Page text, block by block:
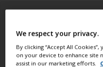
We respect your privacy.
By clicking “Accept All
on your device to enhance site
assist in our marketing efforts.